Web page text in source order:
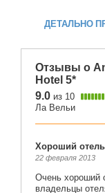
ДЕТАЛЬНО